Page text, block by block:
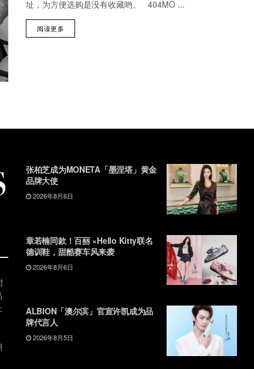
址，为方便选购是没有收藏哟。 404MO ...
阅读更多
张柏芝成为MONETA「墨涅塔」黄金
品牌大使
2026年8月6日
章若楠同款！百丽 ×Hello Kitty联名
德训鞋，甜酷赛车风来袭
2026年8月6日
ALBION「澳尔滨」官宣许凯成为品
牌代言人
2026年8月5日